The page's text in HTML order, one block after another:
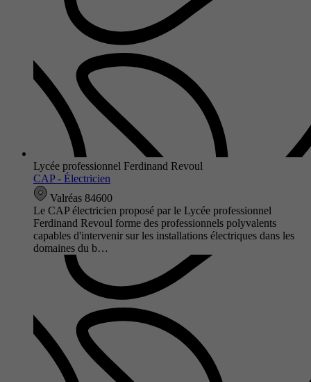
Lycée professionnel Ferdinand Revoul
CAP - Électricien
Valréas 84600
Le CAP électricien proposé par le Lycée professionnel
Ferdinand Revoul forme des professionnels polyvalents
capables d'intervenir sur les installations électriques dans les
domaines du b…